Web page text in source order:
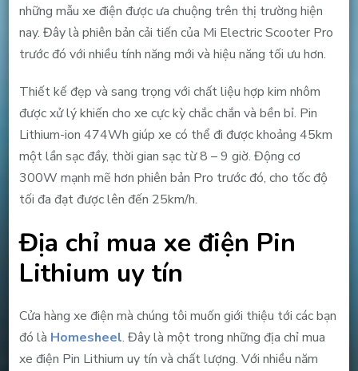
những mẫu xe điện được ưa chuộng trên thị trường hiện
nay. Đây là phiên bản cải tiến của Mi Electric Scooter Pro
trước đó với nhiều tính năng mới và hiệu năng tối ưu hơn.
Thiết kế đẹp và sang trọng với chất liệu hợp kim nhôm
được xử lý khiến cho xe cực kỳ chắc chắn và bền bỉ. Pin
Lithium-ion 474Wh giúp xe có thể đi được khoảng 45km
một lần sạc đầy, thời gian sạc từ 8 – 9 giờ. Động cơ
300W mạnh mẽ hơn phiên bản Pro trước đó, cho tốc độ
tối đa đạt được lên đến 25km/h.
Địa chỉ mua xe điện Pin
Lithium uy tín
Cửa hàng xe điện mà chúng tôi muốn giới thiệu tới các bạn
đó là Homesheel. Đây là một trong những địa chỉ mua
xe điện Pin Lithium uy tín và chất lượng. Với nhiều năm